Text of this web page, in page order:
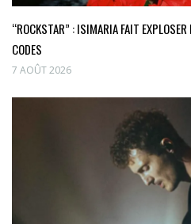
“ROCKSTAR” : ISIMARIA FAIT EXPLOSER
CODES
7 AOÛT 2026